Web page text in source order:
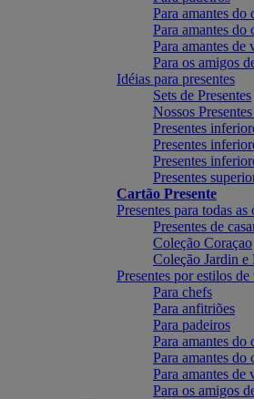
Para amantes do
Para amantes do
Para amantes de
Para os amigos
Idéias para presentes
Sets de Presentes
Nossos
Presentes
Presentes
Presentes
Presentes
Cartão Presente
Presentes para todas as
Presentes de
Coleção Coraçao
Coleção Jardin e
Presentes por estilos de
Para chefs
Para anfitriões
Para padeiros
Para amantes do
Para amantes do
Para amantes de
Para os amigos